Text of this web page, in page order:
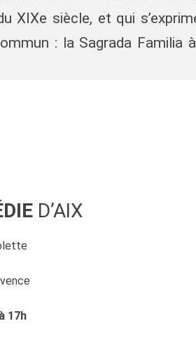
XIXe siècle, et qui
: la Sagrada
D’AIX
17h